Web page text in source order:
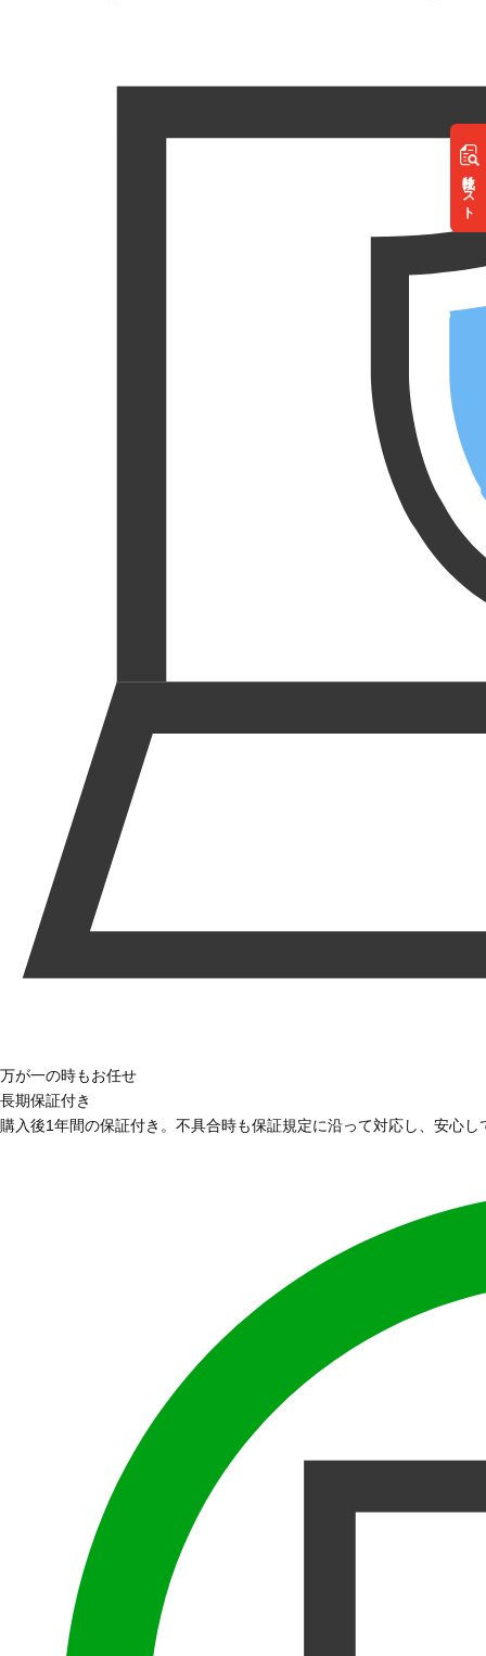
リスト
万が一の時もお任せ
長期保証付き
購入後1年間の保証付き。不具合時も保証規定に沿って対応し、安心